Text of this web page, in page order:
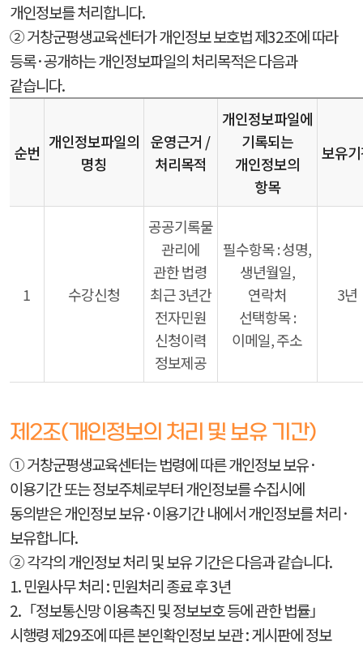
개인정보를 처리합니다.
② 거창군평생교육센터가 개인정보 보호법 제32조에 따라
등록·공개하는 개인정보파일의 처리목적은 다음과
같습니다.
순번
개인정보파일의
명칭
운영근거 /
처리목적
개인정보파일에
기록되는
개인정보의
항목
보유
1 수강신청
공공기록물
관리에
관한 법령
최근 3년간
전자민원
신청이력
정보제공
필수항목 : 성명,
생년월일,
연락처
선택항목 :
이메일, 주소
3년
제2조(개인정보의 처리 및 보유 기간)
① 거창군평생교육센터는 법령에 따른 개인정보 보유·
이용기간 또는 정보주체로부터 개인정보를 수집시에
동의받은 개인정보 보유·이용기간 내에서 개인정보를 처리·
보유합니다.
② 각각의 개인정보 처리 및 보유 기간은 다음과 같습니다.
1. 민원사무 처리 : 민원처리 종료 후 3년
2.「정보통신망 이용촉진 및 정보보호 등에 관한 법률」
시행령 제29조에 따른 본인확인정보 보관 : 게시판에 정보